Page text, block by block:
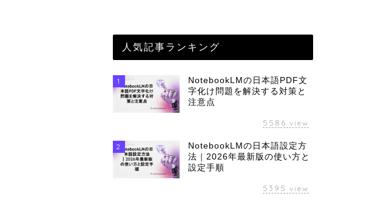
人気記事ランキング
1
NotebookLMの日本語PDF文
字化け問題を解決する対策と
注意点
5586 view
2
NotebookLMの日本語設定方
法｜2026年最新版の使い方と
設定手順
5395 view